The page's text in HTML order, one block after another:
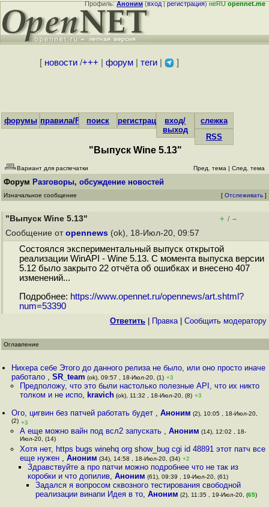
Профиль:Аноним(вход|регистрация)неRUopennet.me
[ новости/+++ форум| теги| ]
форумы правила/FAQпоиск регистрациявход/
выход
слежка
RSS
"Выпуск Wine 5.13"
Вариант для распечатки Пред. тема | След. тема
Форум Разговоры, обсуждение новостей
Изначальное сообщение [ Отслеживать ]
"Выпуск Wine 5.13" + / –
Сообщение от opennews (ok), 18-Июл-20, 09:57
Состоялся экспериментальный выпуск открытой
реализации WinAPI - Wine 5.13. С момента выпуска версии
5.12 было закрыто 22 отчёта об ошибках и внесено 407
изменений...
Подробнее: https://www.opennet.ru/opennews/art.shtml?
num=53390
Ответить Правка| Cообщить модератору
Оглавление
Нихера себе Этого до данного релиза не было, или оно просто иначе
работало ,SR_team (ok), 09:57 , 18-Июл-20, (1) +3
Предположу, что это были настолько полезные API, что их никто
толком и не испо, kravich(ok), 11:32 , 18-Июл-20, (8) +3
Ого, цигвин без патчей работать будет ,Аноним (2), 10:05 , 18-Июл-20,
(2) +3
А еще можно вайн под всл2 запускать , Аноним (14), 12:02 , 18-
Июл-20, (14)
Хотя нет, https bugs winehq org show_bug cgi id 48891 этот патч все
еще нужен , Аноним (34), 14:58 , 18-Июл-20, (34) +2
Здравствуйте а про патчи можно подробнее что не так из
коробки и что допилив, Аноним (61), 09:39 , 19-Июл-20, (61)
Задался я вопросом сквозного тестирования свободной
реализации винапи Идея в то,Аноним (2), 11:35 , 19-Июл-20, (65)